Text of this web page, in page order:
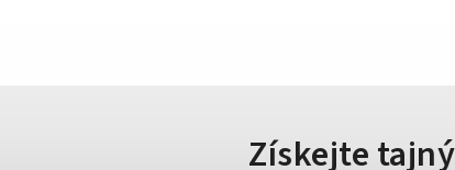
Získejte